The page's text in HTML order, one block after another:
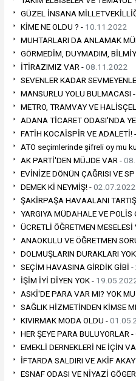
GÜZEL İNSANA
KİME NE OLDU ? - 10.11.2022
MUHTARLARI DA ANLAMAK
GÖRMEDİM, DUYMADIM,
İTİRAZIMIZ VAR -08.11.2022
SEVENLER KADAR
MANSURLU YOLU BULMACASI -
METRO, TRAMVAY VE
ADANA TİCARET ODASI'NDA
FATİH KOCAİSPİR VE ADALETİ! -
ATO seçimlerinde şifreli oy mu
AK PARTİ'DEN MÜJDE VAR -
EVİNİZE DÖNÜN ÇAĞRISI VE SP
DEMEK Kİ NEYMİŞ! -02.07.2022
ŞAKİRPAŞA HAVAALANI
YARGIYA MÜDAHALE VE POLİS
ÜCRETLİ ÖĞRETMEN
ANAOKULU VE ÖĞRETMEN
DOLMUŞLARIN DURAKLARI
SEÇİM HAVASINA GİRDİK GİBİ -
İŞİM İYİ DİYEN YOK -
ASKİ'DE PARA VAR MI? YOK
SAĞLIK HİZMETİNDEN KİMSE
KIVIRMAK MODA OLDU -
HER ŞEYE PARA BULUYORLAR -
EMEKLİ DERNEKLERİ NE İÇİN
İFTARDA SALDIRI VE AKİF
ESNAF ODASI VE NİYAZİ